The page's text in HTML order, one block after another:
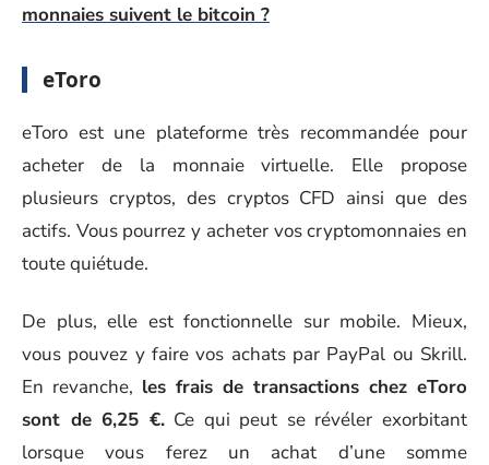
monnaies suivent le bitcoin ?
eToro
eToro est une plateforme très recommandée pour
acheter de la monnaie virtuelle. Elle propose
plusieurs cryptos, des cryptos CFD ainsi que des
actifs. Vous pourrez y acheter vos cryptomonnaies en
toute quiétude.
De plus, elle est fonctionnelle sur mobile. Mieux,
vous pouvez y faire vos achats par PayPal ou Skrill.
En revanche, les frais de transactions chez eToro
sont de 6,25 €.Ce qui peut se révéler exorbitant
lorsque vous ferez un achat d’une somme